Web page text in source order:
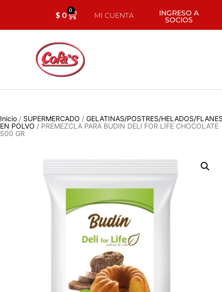
$0 0
MI CUENTA INGRESO A
SOCIOS
Inicio / SUPERMERCADO / GELATINAS/POSTRES/HELADOS/
EN POLVO / PREMEZCLA PARA BUDIN DELI FOR LIFE CHOCOLATE
500 GR